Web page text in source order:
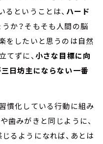
るということは、 ハード
か？そもそも人間の脳
をしたいと思うのは自然
てずに、 小さな目標に向
日坊主にならない一番
慣化している行動に組み
歯みがきと同じように、
るようになれば、あとは